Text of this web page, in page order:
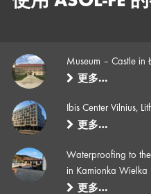
Museum – Castle in
更多…
Ibis Center Vilnius,
更多…
Waterproofing to
in Kamionka Wielka
更多…